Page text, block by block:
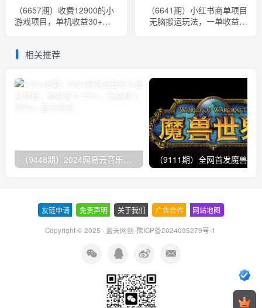
（6657期）收费12900的小
游戏项目，单机收益30+，
（6641期）小红书商单项目
无脑搬运玩法，一单收益至
相关推荐
友链申请 免责声明 关于我们 广告合作 网站地图
Copyright © 2025 · 蓝天网创-豫ICP备2024095279号-1